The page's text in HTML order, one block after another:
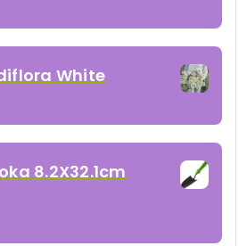
White
8.2X32.1cm